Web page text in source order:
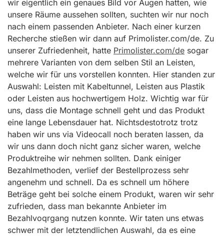
wir eigentlich ein genaues Bild vor Augen hatten, wie
unsere Räume aussehen sollten, suchten wir nur noch
nach einem passenden Anbieter. Nach einer kurzen
Recherche stießen wir dann auf Primolister.com/de. Zu
unserer Zufriedenheit, hatte Primolister.com/de sogar
mehrere Varianten von dem selben Stil an Leisten,
welche wir für uns vorstellen konnten. Hier standen zur
Auswahl: Leisten mit Kabeltunnel, Leisten aus Plastik
oder Leisten aus hochwertigem Holz. Wichtig war für
uns, dass die Montage schnell geht und das Produkt
eine lange Lebensdauer hat. Nichtsdestotrotz trotz
haben wir uns via Videocall noch beraten lassen, da
wir uns dann doch nicht ganz sicher waren, welche
Produktreihe wir nehmen sollten. Dank einiger
Bezahlmethoden, verlief der Bestellprozess sehr
angenehm und schnell. Da es schnell um höhere
Beträge geht bei solche einem Produkt, waren wir sehr
zufrieden, dass man bekannte Anbieter im
Bezahlvoqrgang nutzen konnte. Wir taten uns etwas
schwer mit der letztendlichen Auswahl, da es eine